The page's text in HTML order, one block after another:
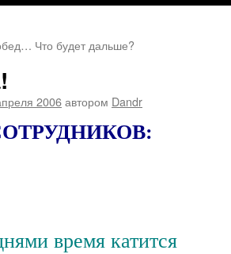
Что будет дальше?
2006автором Dandr
время катится